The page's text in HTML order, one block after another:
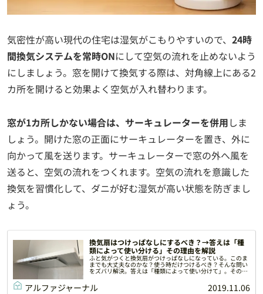
気密性が高い現代の住宅は湿気がこもりやすいので、 24時
間換気システムを常時ONにして空気の流れを止めないよう
にしましょう。窓を開けて換気する際は、対角線上にある2
カ所を開けると効果よく空気が入れ替わります。
窓が1カ所しかない場合は、サーキュレーターを併用しま
しょう。開けた窓の正面にサーキュレーターを置き、外に
向かって風を送ります。サーキュレーターで窓の外へ風を
送ると、空気の流れをつくれます。空気の流れを意識した
換気を習慣化して、ダニが好む湿気が高い状態を防ぎまし
ょう。
換気扇はつけっぱなしにするべき？→答えは「種
類によって使い分ける」その理由を解説
ふと気がつくと換気扇がつけっぱなしになっている。このま
までも大丈夫なのかな？使う時だけつけるべき？そんな問い
をズバリ解決。答えは「種類によって使い分けて」。その理
由を解説します。
アルファジャーナル 2019.11.06